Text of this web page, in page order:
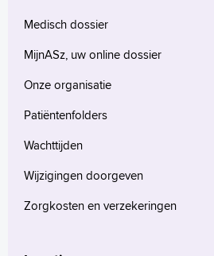
Voorleesfunctie
Language
Medisch dossier
MijnASz, uw online dossier
Onze organisatie
Patiëntenfolders
Wachttijden
Wijzigingen doorgeven
Zorgkosten en verzekeringen